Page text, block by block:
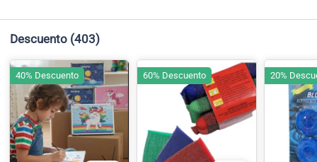
Descuento (403)
40% Descuento 60% Descuento 20%